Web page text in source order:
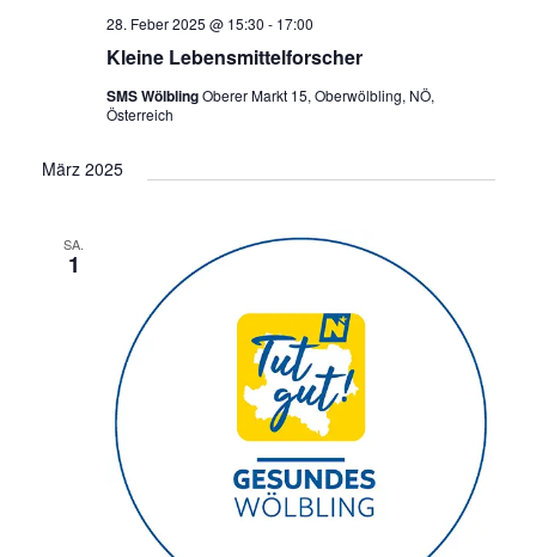
Kleine Lebensmittelforscher
28. Feber 2025 @ 15:30 - 17:00
SMS WölblingOberer Markt 15, Oberwölbling, NÖ,
Österreich
März 2025
SA.
1